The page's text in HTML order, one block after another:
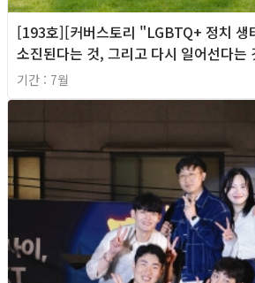
[193호][커버스토리 "LGBTQ+ 정치 생
소진된다는 것, 그리고 다시 일어선다는
기간 : 7월